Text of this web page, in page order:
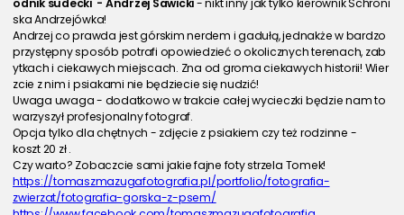
odnik sudecki  - Andrzej Sawicki - nikt inny jak tylko kierownik Schroni
ska Andrzejówka!
Andrzej co prawda jest górskim nerdem i gadułą, jednakże w bardzo
przystępny sposób potrafi opowiedzieć o okolicznych terenach, zab
ytkach i ciekawych miejscach. Zna od groma ciekawych historii! Wier
zcie z nim i psiakami nie będziecie się nudzić!
Uwaga uwaga - dodatkowo w trakcie całej wycieczki będzie nam to
warzyszył profesjonalny fotograf.
Opcja tylko dla chętnych - zdjęcie z psiakiem czy też rodzinne -
koszt 20 zł .
Czy warto? Zobaczcie sami jakie fajne foty strzela Tomek!
https://tomaszmazugafotografia.pl/portfolio/fotografia-
zwierzat/fotografia-gorska-z-psem/